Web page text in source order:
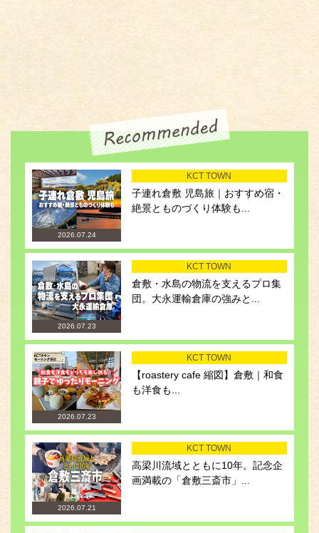
2026.07.24
KCT TOWN
子連れ倉敷 児島旅｜おすすめ宿・
絶景とものづくり体験も...
2026.07.23
KCT TOWN
倉敷・水島の物流を支えるプロ集
団。大永運輸倉庫の強みと...
2026.07.23
KCT TOWN
【roastery cafe 縮図】倉敷｜和食
も洋食も...
2026.07.21
KCT TOWN
高梁川流域とともに10年。記念企
画満載の「倉敷三斎市」...